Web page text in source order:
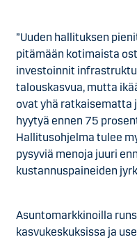
”Uuden hallituksen
pitämään kotimaista
investoinnit
talouskasvua, mutta
ovat yhä ratkaisematta
hyytyä ennen 75
Hallitusohjelma tulee
pysyviä menoja juuri
kustannuspaineiden
Asuntomarkkinoilla
kasvukeskuksissa ja